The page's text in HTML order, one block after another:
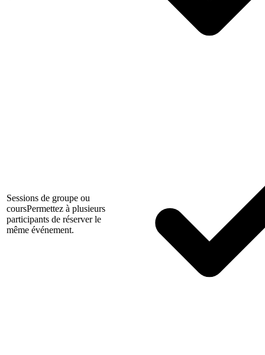
Sessions de groupe ou
coursPermettez à plusieurs
participants de réserver le
même événement.